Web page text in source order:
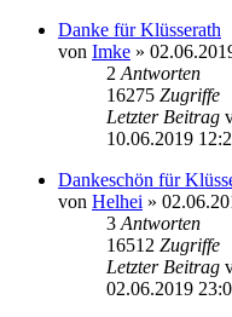
Danke für Klüsserath
von Imke »
2 Antworten
16275 Zugriffe
Letzter Beitrag
10.06.2019
Dankeschön für
von Helhei »
3 Antworten
16512 Zugriffe
Letzter Beitrag
02.06.2019